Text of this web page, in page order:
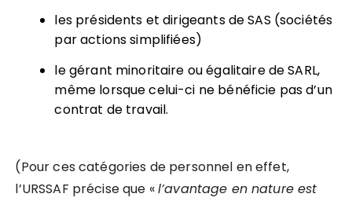
les présidents et dirigeants de SAS (sociétés
par actions simplifiées)
le gérant minoritaire ou égalitaire de SARL,
même lorsque celui-ci ne bénéficie pas d’un
contrat de travail.
(Pour ces catégories de personnel en effet,
l’URSSAF précise que «l’avantage en nature est